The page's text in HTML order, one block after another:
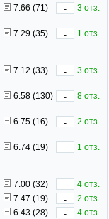
7.66 (71) -
3 отз.
7.29 (35) -
1 отз.
7.12 (33) -
3 отз.
6.58 (130) -
8 отз.
6.75 (16) -
2 отз.
6.74 (19) -
1 отз.
7.00 (32) -
4 отз.
7.47 (19) -
2 отз.
6.43 (28) -
4 отз.